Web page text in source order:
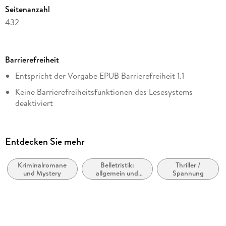
Seitenanzahl
432
Reihe
Alex Cross
Autor/Autorin
James Patterson
Cornerstone
mit Adobe-DRM-Kopierschutz
Produktart
Barrierefreiheit
Entspricht der Vorgabe EPUB Barrierefreiheit 1.1
Keine Barrierefreiheitsfunktionen des Lesesystems
deaktiviert
Sprachkennzeichnung vorhanden
Inhalt auch ohne Farbwahrnehmung verständlich
Entdecken Sie mehr
Kriminalromane
und Mystery
Belletristik:
allgemein und
literarisch, nicht
Thriller /
Spannung